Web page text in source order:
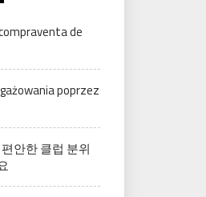
de
poprzez
안한 클럽 분위